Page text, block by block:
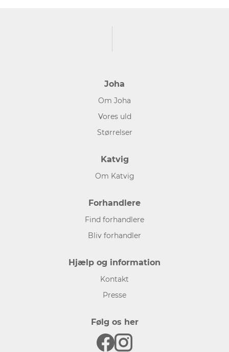
Joha
Om Joha
Vores uld
Størrelser
Katvig
Om Katvig
Forhandlere
Find forhandlere
Bliv forhandler
Hjælp og information
Kontakt
Presse
Følg os her